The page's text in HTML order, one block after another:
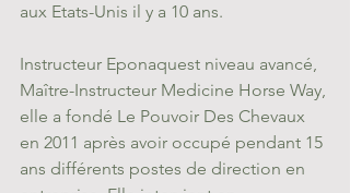
aux Etats-Unis il y a 10 ans.
Instructeur Eponaquest niveau avancé,
Maître-Instructeur Medicine Horse Way,
elle a fondé Le Pouvoir Des Chevaux
en 2011 après avoir occupé pendant 15
ans différents postes de direction en